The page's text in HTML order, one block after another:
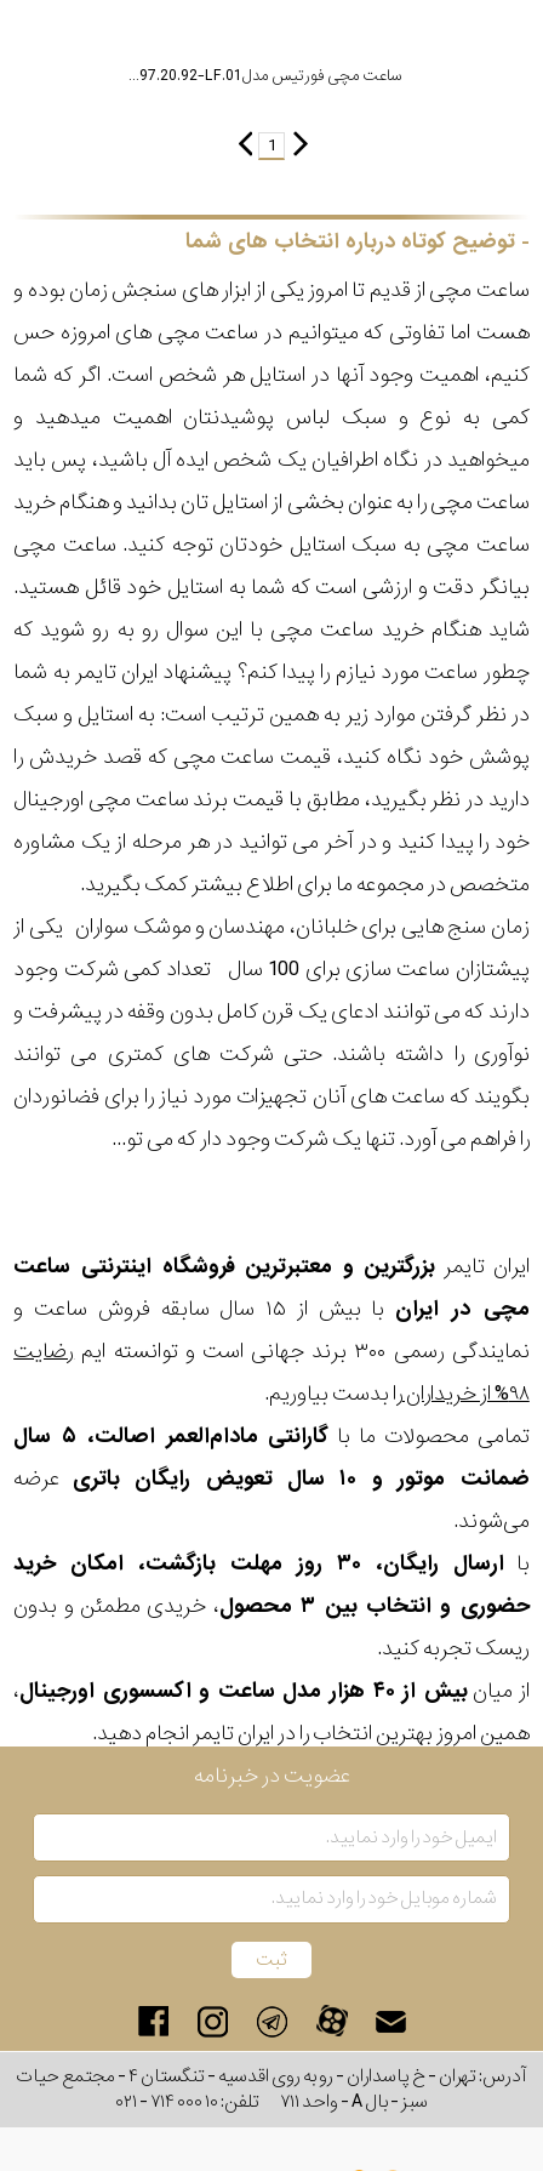
ساعت مچی فورتیس مدل F-597.20.92-LF.01
1
توضیح کوتاه درباره انتخاب های شما
ساعت مچی از قدیم تا امروز یکی از ابزار های سنجش زمان بوده و
هست اما تفاوتی که میتوانیم در ساعت مچی های امروزه حس
کنیم، اهمیت وجود آنها در استایل هر شخص است. اگر که شما
کمی به نوع و سبک لباس پوشیدنتان اهمیت میدهید و
میخواهید در نگاه اطرافیان یک شخص ایده آل باشید، پس باید
ساعت مچی را به عنوان بخشی از استایل تان بدانید و هنگام خرید
ساعت مچی به سبک استایل خودتان توجه کنید. ساعت مچی
بیانگر دقت و ارزشی است که شما به استایل خود قائل هستید.
شاید هنگام خرید ساعت مچی با این سوال رو به رو شوید که
چطور ساعت مورد نیازم را پیدا کنم؟ پیشنهاد ایران تایمر به شما
در نظر گرفتن موارد زیر به همین ترتیب است: به استایل و سبک
پوشش خود نگاه کنید، قیمت ساعت مچی که قصد خریدش را
دارید در نظر بگیرید، مطابق با قیمت برند ساعت مچی اورجینال
خود را پیدا کنید و در آخر می توانید در هر مرحله از یک مشاوره
متخصص در مجموعه ما برای اطلاع بیشتر کمک بگیرید.
زمان سنج هایی برای خلبانان، مهندسان و موشک سواران یکی از
پیشتازان ساعت سازی برای 100 سال تعداد کمی شرکت وجود
دارند که می توانند ادعای یک قرن کامل بدون وقفه در پیشرفت و
نوآوری را داشته باشند. حتی شرکت های کمتری می توانند
بگویند که ساعت های آنان تجهیزات مورد نیاز را برای فضانوردان
را فراهم می آورد. تنها یک شرکت وجود دار که می تو...
ایران تایمر بزرگترین و معتبرترین فروشگاه اینترنتی ساعت
مچی در ایران
با بیش از ۱۵ سال سابقه فروش ساعت و
نمایندگی رسمی ۳۰۰ برند جهانی است و توانسته ایم
رضایت
۹۸% از خریداران
را بدست بیاوریم.
تمامی محصولات ما با
گارانتی مادام‌العمر اصالت، ۵ سال
ضمانت موتور و ۱۰ سال تعویض رایگان باتری
عرضه
می‌شوند.
با
ارسال رایگان، ۳۰ روز مهلت بازگشت، امکان خرید
حضوری و انتخاب بین ۳ محصول
، خریدی مطمئن و بدون
ریسک تجربه کنید.
از میانبیش از ۴۰ هزار مدل ساعت و اکسسوری اورجینال
،
همین امروز بهترین انتخاب را در ایران تایمر انجام دهید.
عضویت در خبرنامه
آدرس: تهران - خ پاسداران - رو به روی اقدسیه - تنگستان ۴ - مجتمع حیات
سبز - بال A - واحد ۷۱۱
تلفن:۰۲۱ - ۷۱۴ ۰۰۰ ۱۰